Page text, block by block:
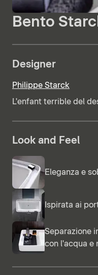
Bento
Designer
Philippe Starck
L'enfant terrible del
Look and Feel
Eleganza e
Ispirata ai
Separazione
con l'acqua e